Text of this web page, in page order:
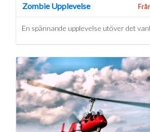
Zombie Upplevelse
En spännande upplevelse utöver det